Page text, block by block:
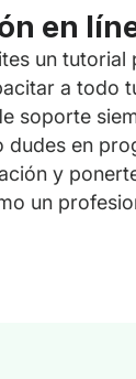
en
un tutorial
a todo
soporte
dudes en
y
un